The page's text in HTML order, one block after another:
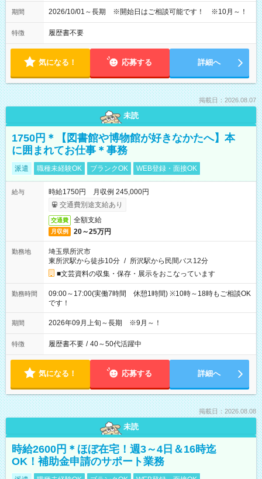
期間 2026/10/01～長期 ※開始日はご相談可能です！ ※10月～！
特徴 履歴書不要
気になる！ 応募する 詳細へ
掲載日：2026.08.07
未読
1750円＊【図書館や博物館が好きなかたへ】本
に囲まれてお仕事＊事務
派遣 職種未経験OK ブランクOK WEB登録・面接OK
給与
時給1750円 月収例 245,000円
交通費別途支給あり
交通費 全額支給
月収例 20～25万円
勤務地
埼玉県所沢市
東所沢駅から徒歩10分 / 所沢駅から民間バス12分
■文芸資料の収集・保存・展示をおこなっています
勤務時間
09:00～17:00(実働7時間 休憩1時間) ※10時～18時もご相談OK
です！
期間 2026年09月上旬～長期 ※9月～！
特徴 履歴書不要 / 40～50代活躍中
気になる！ 応募する 詳細へ
掲載日：2026.08.08
未読
時給2600円＊ほぼ在宅！週3～4日＆16時迄
OK！補助金申請のサポート業務